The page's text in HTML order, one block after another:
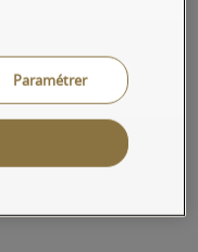
Paramétrer